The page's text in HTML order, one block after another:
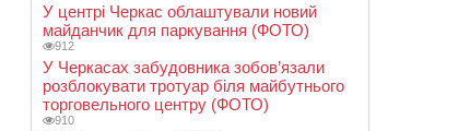
У центрі Черкас облаштували новий
майданчик для паркування (ФОТО)
912
У Черкасах забудовника зобов’язали
розблокувати тротуар біля майбутнього
торговельного центру (ФОТО)
910